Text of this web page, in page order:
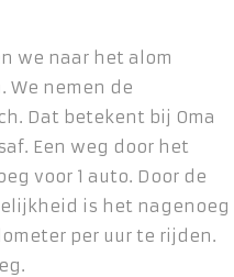
we naar het alom
We nemen de
Dat betekent bij Oma
Een weg door het
voor 1 auto. Door de
is het nagenoeg
per uur te rijden.